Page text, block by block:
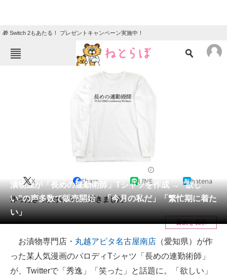
🎁 Switch 2もあたる！ プレゼントキャンペーン実施中！
ニュース
クイズ
教育・育児
リサーチ
会員記事
メディア
注目記事を集めた総合ページ
ITの今と未来を見通す
スマホと通信の最新トレンド
漬物屋が「長めの連勤術師」Tシャツを作成 → “欲し
い”の声多数で販売開始 「今月の私だ」「繁忙期に着た
い」
X Share LINE hatena
作ったきっかけについて聞きました。
目次を表示
お漬物専門店・ 丸越アピタ名古屋南店 （愛知県）が作
った某人気漫画のパロディTシャツ「長めの連勤術師」
が、Twitterで「秀逸」「笑った」と話題に。「欲しい」